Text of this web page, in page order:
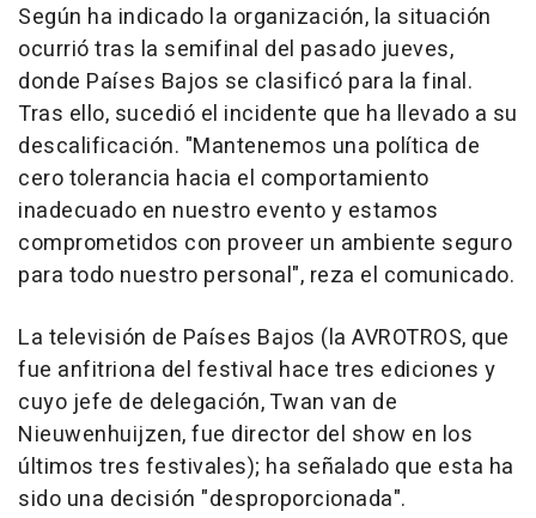
Según ha indicado la organización, la situación
ocurrió tras la semifinal del pasado jueves,
donde Países Bajos se clasificó para la final.
Tras ello, sucedió el incidente que ha llevado a su
descalificación. "Mantenemos una política de
cero tolerancia hacia el comportamiento
inadecuado en nuestro evento y estamos
comprometidos con proveer un ambiente seguro
para todo nuestro personal", reza el comunicado.
La televisión de Países Bajos (la AVROTROS, que
fue anfitriona del festival hace tres ediciones y
cuyo jefe de delegación, Twan van de
Nieuwenhuijzen, fue director del show en los
últimos tres festivales); ha señalado que esta ha
sido una decisión "desproporcionada".